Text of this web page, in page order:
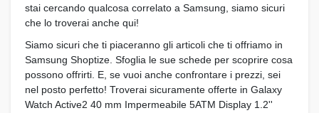
stai cercando qualcosa correlato a Samsung, siamo sicuri
che lo troverai anche qui!
Siamo sicuri che ti piaceranno gli articoli che ti offriamo in
Samsung Shoptize. Sfoglia le sue schede per scoprire cosa
possono offrirti. E, se vuoi anche confrontare i prezzi, sei
nel posto perfetto! Troverai sicuramente offerte in Galaxy
Watch Active2 40 mm Impermeabile 5ATM Display 1.2''